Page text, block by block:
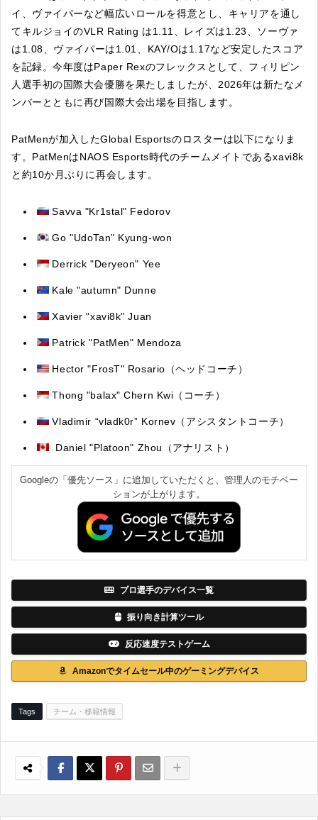
イ、ヴァイパーなど幅広いロールを得意とし、キャリアを通し
てキルジョイのVLR Rating は1.11、レイズは1.23、ソーヴァ
は1.08、ヴァイパーは1.01、KAY/Oは1.17など安定したスコア
を記録。今年度はPaper Rexのフレックスとして、フィリピン
人選手初の国際大会優勝を果たしましたが、2026年は新たなメ
ンバーとともに再び国際大会出場を目指します。
PatMenが加入したGlobal Esportsのロスターは以下になりま
す。PatMenはNAOS Esports時代のチームメイトであるxavi8k
と約10か月ぶりに再会します。
Savva "Kr1stal" Fedorov
Go "UdoTan" Kyung-won
Derrick "Deryeon" Yee
Kale "autumn" Dunne
Xavier "xavi8k" Juan
Patrick "PatMen" Mendoza
Hector "FrosT" Rosario（ヘッドコーチ）
Thong "balax" Chern Kwi（コーチ）
Vladimir “vladk0r” Kornev（アシスタントコーチ）
Daniel "Platoon" Zhou（アナリスト）
Googleの「優先ソース」に追加していただくと、管理人のモチベー
ションが上がります。
プロ選手のデバイス一覧
振り向き計算ツール
反応速度テストゲーム
Amazonでタイムセール中のゲーミングデバイス
Tags チーム・移籍情報